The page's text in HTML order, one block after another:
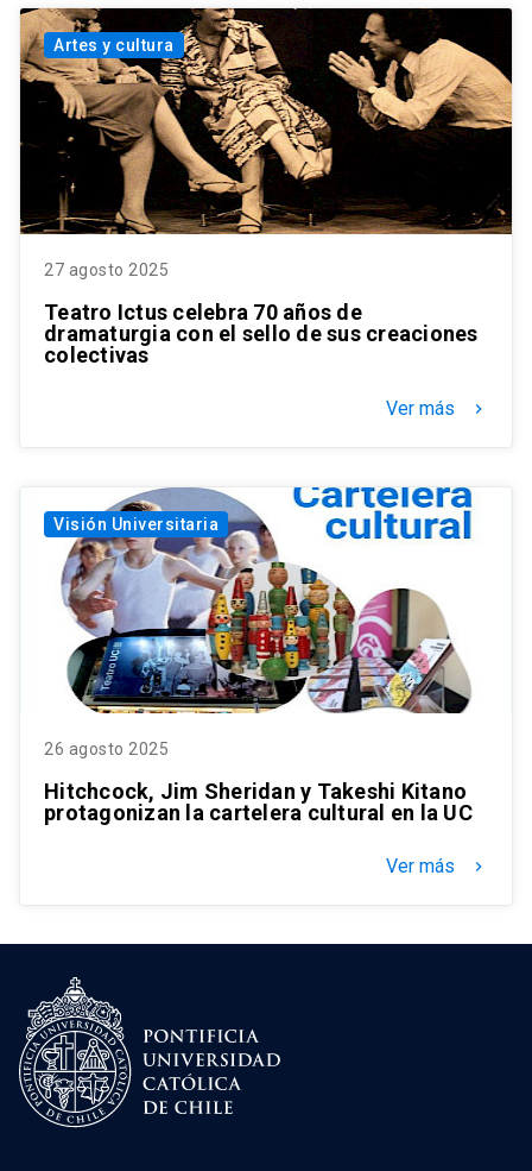
Artes y cultura
27 agosto 2025
Teatro Ictus celebra 70 años de
dramaturgia con el sello de sus creaciones
colectivas
Ver más keyboard_arrow_right
Visión Universitaria
26 agosto 2025
Hitchcock, Jim Sheridan y Takeshi Kitano
protagonizan la cartelera cultural en la UC
Ver más keyboard_arrow_right